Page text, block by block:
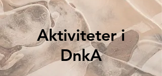
Aktiviteter i
DnkA